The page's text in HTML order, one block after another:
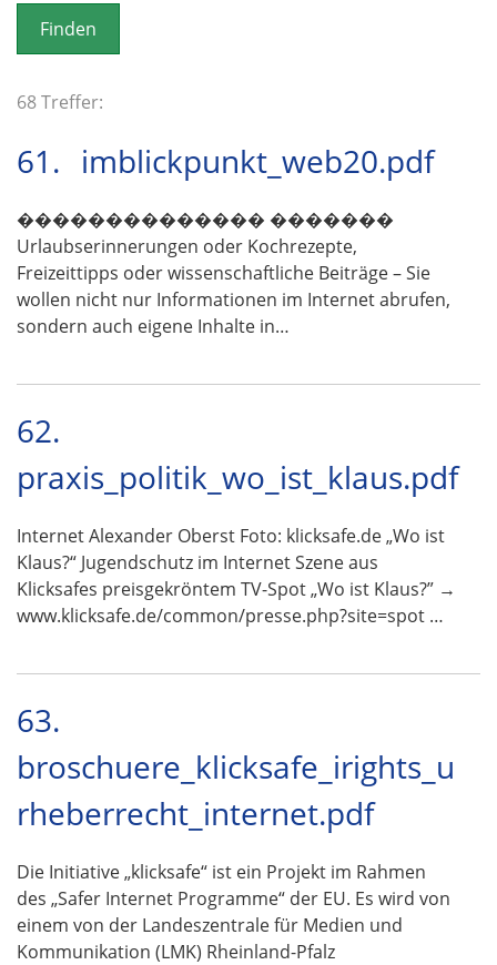
o
n
68 Treffer:
61. imblickpunkt_web20.pdf
�������������� �������
Urlaubserinnerungen oder Kochrezepte,
Freizeittipps oder wissenschaftliche Beiträge – Sie
wollen nicht nur Informationen im Internet abrufen,
sondern auch eigene Inhalte in…
62.
praxis_politik_wo_ist_klaus.pdf
Internet Alexander Oberst Foto: klicksafe.de „Wo ist
Klaus?“ Jugendschutz im Internet Szene aus
Klicksafes preisgekröntem TV-Spot „Wo ist Klaus?” →
www.klicksafe.de/common/presse.php?site=spot …
63.
broschuere_klicksafe_irights_u
rheberrecht_internet.pdf
Die Initiative „klicksafe“ ist ein Projekt im Rahmen
des „Safer Internet Programme“ der EU. Es wird von
einem von der Landeszentrale für Medien und
Kommunikation (LMK) Rheinland-Pfalz